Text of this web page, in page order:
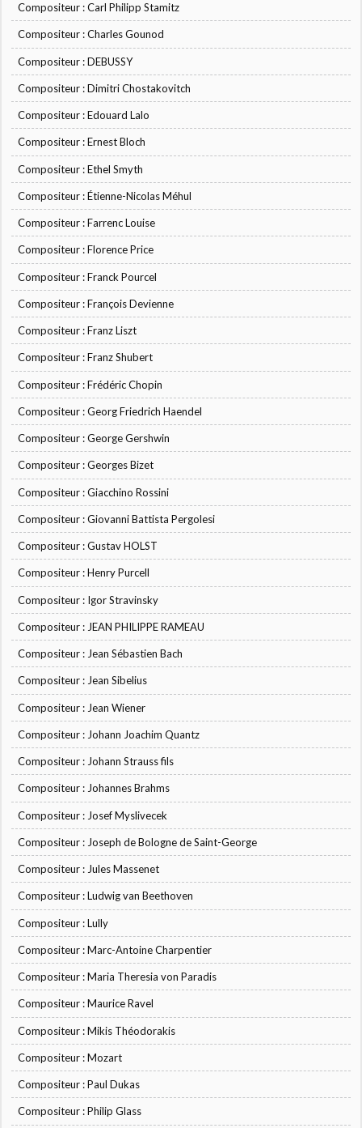
Compositeur : Carl Philipp Stamitz
Compositeur : Charles Gounod
Compositeur : DEBUSSY
Compositeur : Dimitri Chostakovitch
Compositeur : Edouard Lalo
Compositeur : Ernest Bloch
Compositeur : Ethel Smyth
Compositeur : Étienne-Nicolas Méhul
Compositeur : Farrenc Louise
Compositeur : Florence Price
Compositeur : Franck Pourcel
Compositeur : François Devienne
Compositeur : Franz Liszt
Compositeur : Franz Shubert
Compositeur : Frédéric Chopin
Compositeur : Georg Friedrich Haendel
Compositeur : George Gershwin
Compositeur : Georges Bizet
Compositeur : Giacchino Rossini
Compositeur : Giovanni Battista Pergolesi
Compositeur : Gustav HOLST
Compositeur : Henry Purcell
Compositeur : Igor Stravinsky
Compositeur : JEAN PHILIPPE RAMEAU
Compositeur : Jean Sébastien Bach
Compositeur : Jean Sibelius
Compositeur : Jean Wiener
Compositeur : Johann Joachim Quantz
Compositeur : Johann Strauss fils
Compositeur : Johannes Brahms
Compositeur : Josef Myslivecek
Compositeur : Joseph de Bologne de Saint-George
Compositeur : Jules Massenet
Compositeur : Ludwig van Beethoven
Compositeur : Lully
Compositeur : Marc-Antoine Charpentier
Compositeur : Maria Theresia von Paradis
Compositeur : Maurice Ravel
Compositeur : Mikis Théodorakis
Compositeur : Mozart
Compositeur : Paul Dukas
Compositeur : Philip Glass